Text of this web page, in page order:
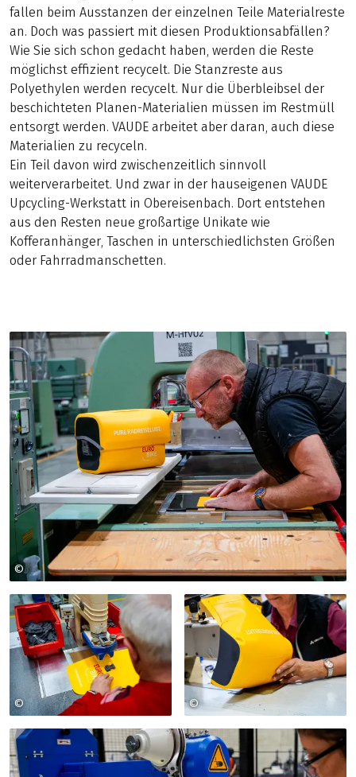
fallen beim Ausstanzen der einzelnen Teile Materialreste
an. Doch was passiert mit diesen Produktionsabfällen?
Wie Sie sich schon gedacht haben, werden die Reste
möglichst effizient recycelt. Die Stanzreste aus
Polyethylen werden recycelt. Nur die Überbleibsel der
beschichteten Planen-Materialien müssen im Restmüll
entsorgt werden. VAUDE arbeitet aber daran, auch diese
Materialien zu recyceln.
Ein Teil davon wird zwischenzeitlich sinnvoll
weiterverarbeitet. Und zwar in der hauseigenen VAUDE
Upcycling-Werkstatt in Obereisenbach. Dort entstehen
aus den Resten neue großartige Unikate wie
Kofferanhänger, Taschen in unterschiedlichsten Größen
oder Fahrradmanschetten.
© Foto: VAUDE
© Foto: VAUDE © Foto: VAUDE